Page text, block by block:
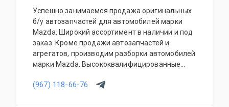
Успешно занимаемся продажа оригинальных
б/у автозапчастей для автомобилей марки
Mazda. Широкий ассортимент в наличии и под
заказ. Кроме продажи автозапчастей и
агрегатов, производим разборки автомобилей
марки Mazda. Высококвалифицированные
его виды. В нашем автосервисе проводится
(967) 118-66-76